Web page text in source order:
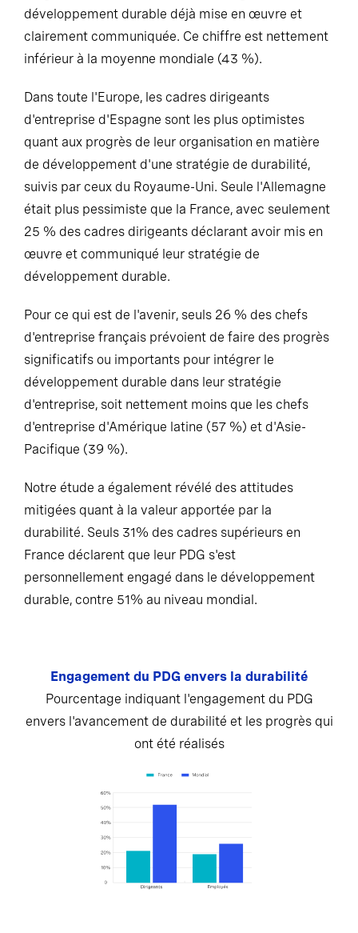
développement durable déjà mise en œuvre et
clairement communiquée. Ce chiffre est nettement
inférieur à la moyenne mondiale (43 %).
Dans toute l'Europe, les cadres dirigeants
d'entreprise d'Espagne sont les plus optimistes
quant aux progrès de leur organisation en matière
de développement d'une stratégie de durabilité,
suivis par ceux du Royaume-Uni. Seule l'Allemagne
était plus pessimiste que la France, avec seulement
25 % des cadres dirigeants déclarant avoir mis en
œuvre et communiqué leur stratégie de
développement durable.
Pour ce qui est de l'avenir, seuls 26 % des chefs
d'entreprise français prévoient de faire des progrès
significatifs ou importants pour intégrer le
développement durable dans leur stratégie
d'entreprise, soit nettement moins que les chefs
d'entreprise d'Amérique latine (57 %) et d'Asie-
Pacifique (39 %).
Notre étude a également révélé des attitudes
mitigées quant à la valeur apportée par la
durabilité. Seuls 31% des cadres supérieurs en
France déclarent que leur PDG s'est
personnellement engagé dans le développement
durable, contre 51% au niveau mondial.
Engagement du PDG envers la durabilité
Pourcentage indiquant l'engagement du PDG
envers l'avancement de durabilité et les progrès qui
ont été réalisés